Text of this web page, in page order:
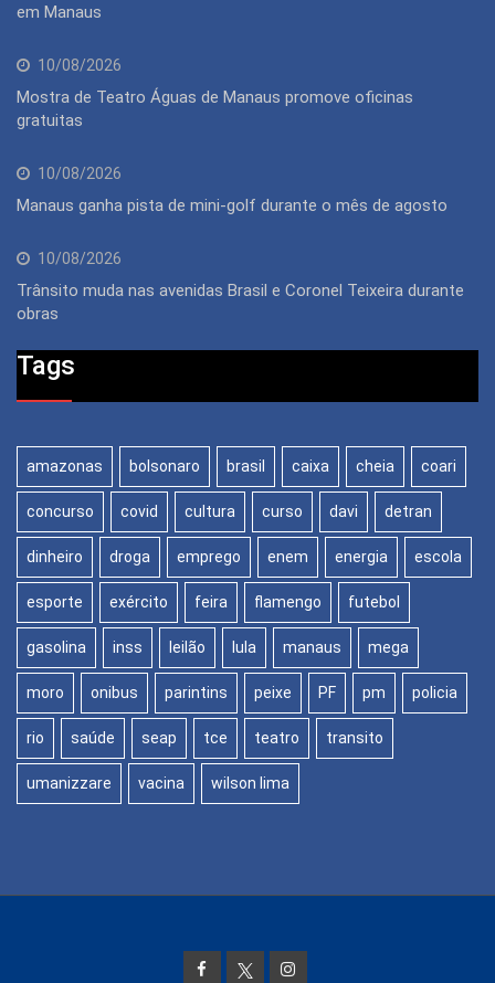
em Manaus
10/08/2026
Mostra de Teatro Águas de Manaus promove oficinas
gratuitas
10/08/2026
Manaus ganha pista de mini-golf durante o mês de agosto
10/08/2026
Trânsito muda nas avenidas Brasil e Coronel Teixeira durante
obras
Tags
amazonas bolsonaro brasil caixa cheia coari
concurso covid cultura curso davi detran
dinheiro droga emprego enem energia escola
esporte exército feira flamengo futebol
gasolina inss leilão lula manaus mega
moro onibus parintins peixe PF pm policia
rio saúde seap tce teatro transito
umanizzare vacina wilson lima